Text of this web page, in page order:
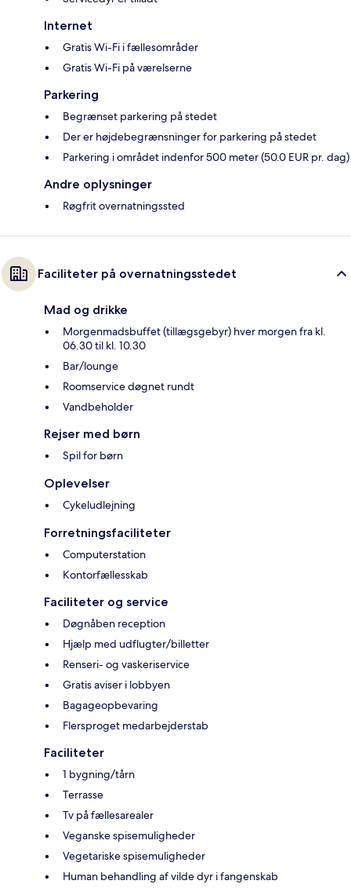
Internet
Gratis Wi-Fi i fællesområder
Gratis Wi-Fi på værelserne
Parkering
Begrænset parkering på stedet
Der er højdebegrænsninger for parkering på stedet
Parkering i området indenfor 500 meter (50.0 EUR pr. dag)
Andre oplysninger
Røgfrit overnatningssted
Faciliteter på overnatningsstedet
Mad og drikke
Morgenmadsbuffet (tillægsgebyr) hver morgen fra kl.
06.30 til kl. 10.30
Bar/lounge
Roomservice døgnet rundt
Vandbeholder
Rejser med børn
Spil for børn
Oplevelser
Cykeludlejning
Forretningsfaciliteter
Computerstation
Kontorfællesskab
Faciliteter og service
Døgnåben reception
Hjælp med udflugter/billetter
Renseri- og vaskeriservice
Gratis aviser i lobbyen
Bagageopbevaring
Flersproget medarbejderstab
Faciliteter
1 bygning/tårn
Terrasse
Tv på fællesarealer
Veganske spisemuligheder
Vegetariske spisemuligheder
Human behandling af vilde dyr i fangenskab